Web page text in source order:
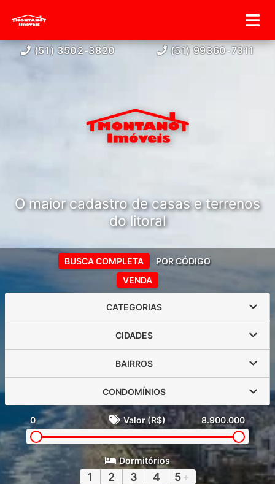
(51) 3502-3820 (51) 99360-7311
O maior cadastro de casas e terrenos
do litoral
VENDA
BUSCA COMPLETA POR CÓDIGO
CATEGORIAS
CIDADES
BAIRROS
CONDOMÍNIOS
0 Valor (R$) 8.900.000
Dormitórios
1 2 3 4 5 +